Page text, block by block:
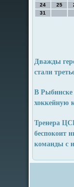
24
25
31
Дважды
стали
В Рыбинске
хоккейную
Тренера
беспокоит
команды с